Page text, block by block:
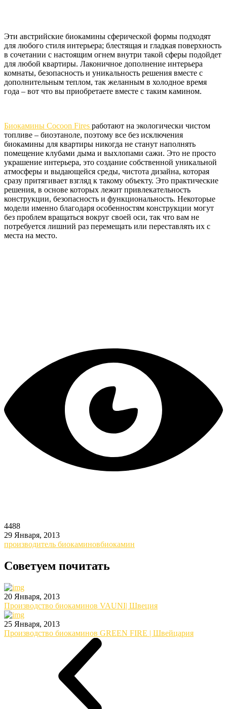
Эти австрийские биокамины сферической формы подходят
для любого стиля интерьера; блестящая и гладкая поверхность
в сочетании с настоящим огнем внутри такой сферы подойдет
для любой квартиры. Лаконичное дополнение интерьера
комнаты, безопасность и уникальность решения вместе с
дополнительным теплом, так желанным в холодное время
года – вот что вы приобретаете вместе с таким камином.
Биокамины Cocoon Fires работают на экологически чистом
топливе – биоэтаноле, поэтому все без исключения
биокамины для квартиры никогда не станут наполнять
помещение клубами дыма и выхлопами сажи. Это не просто
украшение интерьера, это создание собственной уникальной
атмосферы и выдающейся среды, чистота дизайна, которая
сразу притягивает взгляд к такому объекту. Это практические
решения, в основе которых лежит привлекательность
конструкции, безопасность и функциональность. Некоторые
модели именно благодаря особенностям конструкции могут
без проблем вращаться вокруг своей оси, так что вам не
потребуется лишний раз перемещать или переставлять их с
места на место.
4488
29 Января, 2013
производитель биокаминовбиокамин
Советуем почитать
20 Января, 2013
Производство биокаминов VAUNI| Швеция
25 Января, 2013
Производство биокаминов GREEN FIRE | Швейцария